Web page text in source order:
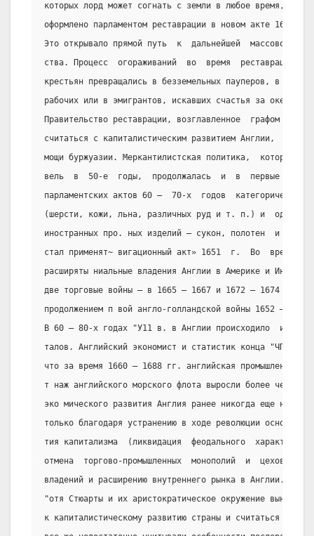
которых лорд может согнать с земли в любое время,
оформлено парламентом реставрации в новом акте 1677 г.
Это открывало прямой путь  к  дальнейшей  массовой
ства. Процесс  огораживаний  во  время  реставрации
крестьян превращались в безземельных пауперов, в
рабочих или в эмигрантов, искавших счастья за океаном.
Правительство реставрации, возглавленное  графом
считаться с капиталистическим развитием Англии,  с
мощи буржуазии. Меркантилистская политика,  которую
вель  в  50-е  годы,  продолжалась  и  в  первые
парламентских актов 60 –  70-х  годов  категорически
(шерсти, кожи, льна, различных руд и т. п.) и
иностранных про. ных изделий – сукон, полотен  и
стал применят~ вигационный акт» 1651  г.  Во  время
расширяты ниальные владения Англии в Америке и Индии.
две торговые войны – в 1665 – 1667 и 1672 – 1674 гг.,
продолжением п вой англо-голландской войны 1652 –
В 60 – 80-х годах "У11 в. в Англии происходило
талов. Английский экономист и статистик конца "ЧП в.
что за время 1660 – 1688 гг. английская
т наж английского морского флота выросли более чем
эко мического развития Англия ранее никогда еще не
только благодаря устранению в ходе революции
тия капитализма  (ликвидация  феодального  характера
отмена  торгово-промышленных  монополий  и  цехов),
владений и расширению внутреннего рынка в Англии.
"отя Стюарты и их аристократическое окружение
к капиталистическому развитию страны и считаться с